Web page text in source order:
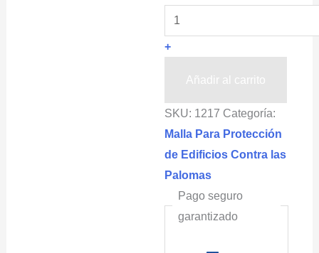
para
Control
de
Palomas
doblado)
cuadro
2x2cm
GUACAMALLAS®
cantidad
+
Añadir al carrito
SKU: 1217 Categoría:
Malla Para Protección
de Edificios Contra las
Palomas
Pago seguro
garantizado